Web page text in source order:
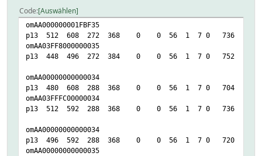
Code Auswählen
omAA000000001FBF35
p13 512 608 272 368 0 0 56 1 7 0 736 736 368
omAA03FF8000000035
p13 448 496 272 384 0 0 56 1 7 0 752 720 368
omAA00000000000034
p13 480 608 288 368 0 0 56 1 7 0 704 736 352
omAA03FFFC00000034
p13 512 592 288 368 0 0 56 1 7 0 736 720 368
omAA00000000000034
p13 496 592 288 368 0 0 56 1 7 0 720 720 352
omAA00000000000035